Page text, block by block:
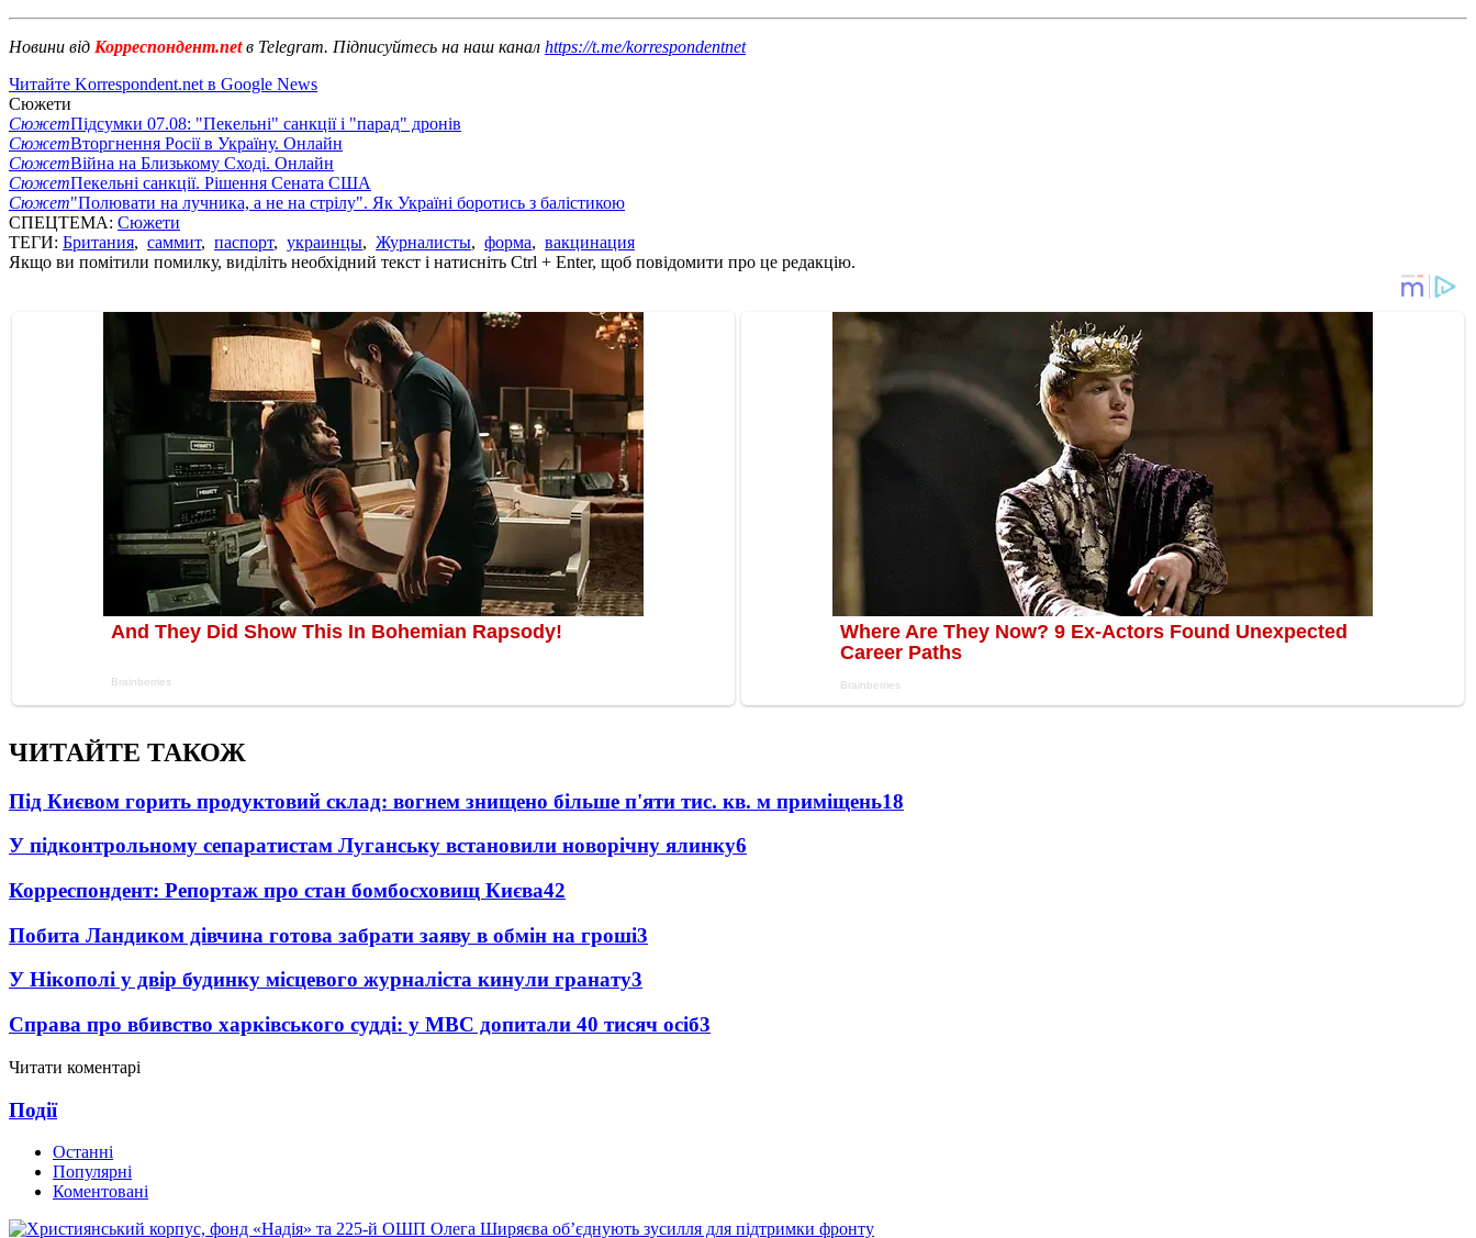
Новини від Корреспондент.netв Telegram. Підписуйтесь на наш канал https://t.me/korrespondentnet
Читайте Korrespondent.net в Google News
Сюжети
СюжетПідсумки 07.08: "Пекельні" санкції і "парад" дронів
СюжетВторгнення Росії в Україну. Онлайн
СюжетВійна на Близькому Сході. Онлайн
СюжетПекельні санкції. Рішення Сената США
Сюжет"Полювати на лучника, а не на стрілу". Як Україні боротись з балістикою
СПЕЦТЕМА: Сюжети
ТЕГИ: Британия, саммит, паспорт, украинцы, Журналисты, форма, вакцинация
Якщо ви помітили помилку, виділіть необхідний текст і натисніть Ctrl + Enter, щоб повідомити про це редакцію.
ЧИТАЙТЕ ТАКОЖ
Під Києвом горить продуктовий склад: вогнем знищено більше п'яти тис. кв. м приміщень18
У підконтрольному сепаратистам Луганську встановили новорічну ялинку6
Корреспондент: Репортаж про стан бомбосховищ Києва42
Побита Ландиком дівчина готова забрати заяву в обмін на гроші3
У Нікополі у двір будинку місцевого журналіста кинули гранату3
Справа про вбивство харківського судді: у МВС допитали 40 тисяч осіб3
Читати коментарі
Події
Останні
Популярні
Коментовані